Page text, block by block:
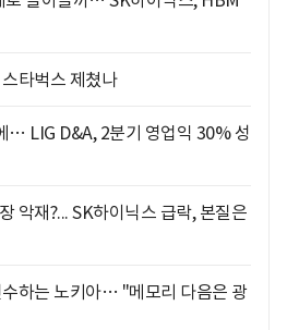
타벅스 제쳤나
… LIG D&A, 2분기 영업익 30% 성
악재?... SK하이닉스 급락, 본질은
수하는 노키아… "메모리 다음은 광